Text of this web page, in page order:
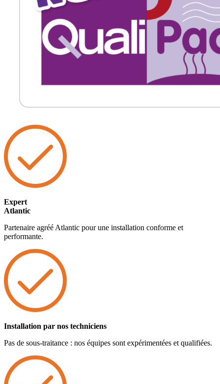
Expert
Atlantic
Partenaire agréé Atlantic pour une installation conforme et
performante.
Installation par nos techniciens
Pas de sous-traitance : nos équipes sont expérimentées et qualifiées.